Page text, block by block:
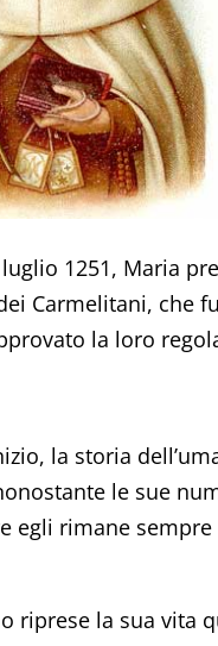
1251, Maria
Carmelitani, che
la loro
la storia
le sue
egli rimane
riprese la sua